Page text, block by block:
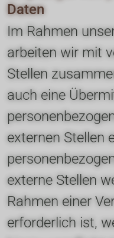
Daten
Im Rahmen
arbeiten wir mit
Stellen
auch eine
externen Stellen
externe Stellen
Rahmen einer
erforderlich ist,